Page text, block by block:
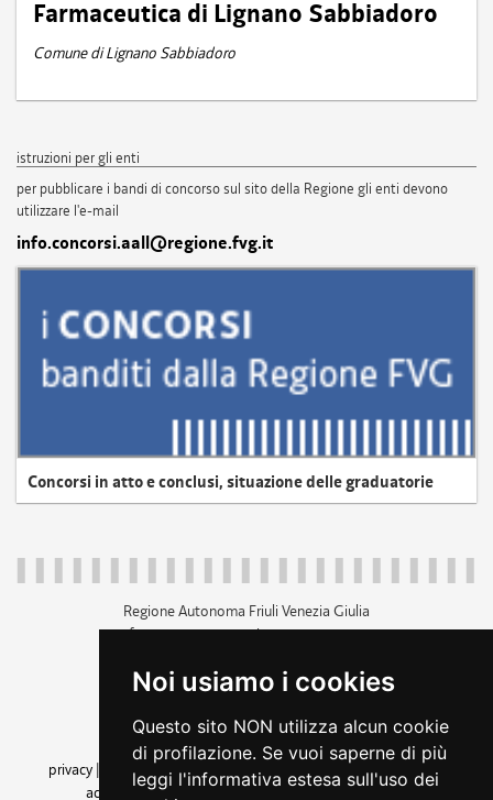
Noi usiamo i cookies
Questo sito NON utilizza alcun cookie
di profilazione. Se vuoi saperne di più
leggi l'informativa estesa sull'uso dei
Farmaceutica di Lignano Sabbiadoro
Comune di Lignano Sabbiadoro
istruzioni per gli enti
per pubblicare i bandi di concorso sul sito della Regione gli enti devono
utilizzare l'e-mail
info.concorsi.aall@regione.fvg.it
Concorsi in atto e conclusi, situazione delle graduatorie
Regione Autonoma Friuli Venezia Giulia
c.f. 80014930327; p.iva 00526040324
+39 040 3771111
amministrazione trasparente
privacy
cookie |note legali accessibilità
dichiarazione di
accessibilità| feedback cambio preferenze cookie